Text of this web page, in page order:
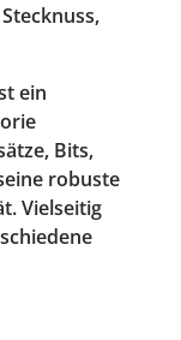
ein
Bits,
robuste
Vielseitig